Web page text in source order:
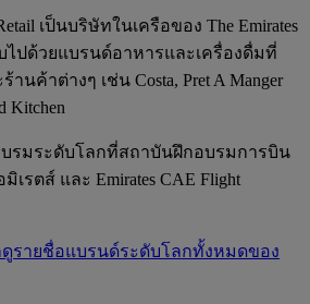
เป็นบริษัทในเครือของ The Emirates
ไปด้วยแบรนด์อาหารและเครื่องดื่มที่
นค้าต่างๆ เช่น Costa, Pret A Manger
Kitchen
บรมระดับโลกที่สถาบันฝึกอบรมการบิน
เรตส์ และ Emirates CAE Flight
ดูรายชื่อแบรนด์ระดับโลกทั้งหมดของ